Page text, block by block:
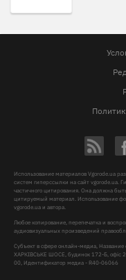
Использование материалов Vgorode.ua
систем гиперссылки на сайт vgorode.ua.
частичного цитирования. Она должна
цитируемый материал. Использование
vgorode.ua и автора.
Любое копирование, перепечатка и
аудиовизуальных произведений
Субъект в сфере онлайн-медиа, Название
ХАРКІВСЬКЕ ШОСЕ, будинок 172-Б, офіс
00, Идентификатор медиа - R40-06066